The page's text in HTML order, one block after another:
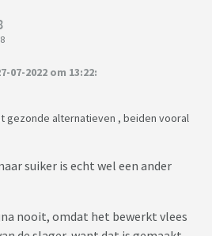
07-2022 om 13:22:
gezonde alternatieven , beiden vooral
suiker is echt wel een ander
nooit, omdat het bewerkt vlees